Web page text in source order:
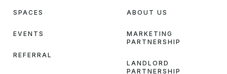
SPACES
EVENTS
REFERRAL
ABOUT US
MARKETING
PARTNERSHIP
LANDLORD
PARTNERSHIP